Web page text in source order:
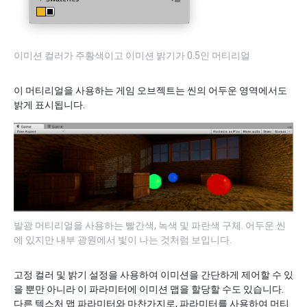
이미션 컬러가 주황색이고 이미션 밝기가 0.5인 머티리얼
이 머티리얼을 사용하는 게임 오브젝트는 씬의 어두운 영역에서도
밝게 표시됩니다.
발광 머티리얼을 사용하는 빨간색, 녹색 및 파란색 구체. 어두운 씬
에 있지만 내부 광원에서 빛이 나는 것처럼 보입니다.
고정 컬러 및 밝기 설정을 사용하여 이미션을 간단하게 제어할 수 있
을 뿐만 아니라 이 파라미터에 이미션 맵을 할당할 수도 있습니다.
다른 텍스처 맵 파라미터와 마찬가지로, 파라미터를 사용하여 머티